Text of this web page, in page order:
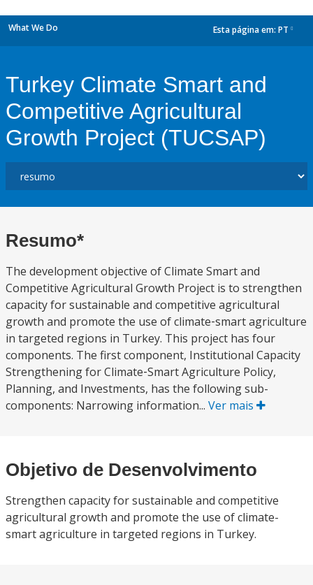
What We Do Esta página em: PT
Turkey Climate Smart and
Competitive Agricultural
Growth Project (TUCSAP)
Resumo*
The development objective of Climate Smart and
Competitive Agricultural Growth Project is to strengthen
capacity for sustainable and competitive agricultural
growth and promote the use of climate‐smart agriculture
in targeted regions in Turkey. This project has four
components. The first component, Institutional Capacity
Strengthening for Climate‐Smart Agriculture Policy,
Planning, and Investments, has the following sub-
components: Narrowing information... Ver mais
Objetivo de Desenvolvimento
Strengthen capacity for sustainable and competitive
agricultural growth and promote the use of climate-
smart agriculture in targeted regions in Turkey.